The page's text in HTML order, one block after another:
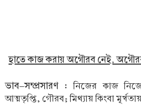
হাতে কাজ করায় অগৌরব নেই, অগৌরব
ভাব-সম্প্রসারণ : নিজের কাজ
আত্মতৃপ্তি, গৌরব; মিথ্যায় কিংবা